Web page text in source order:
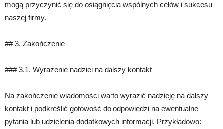
mogą przyczynić się do osiągnięcia wspólnych celów i sukcesu
naszej firmy.
## 3. Zakończenie
### 3.1. Wyrażenie nadziei na dalszy kontakt
Na zakończenie wiadomości warto wyrazić nadzieję na dalszy
kontakt i podkreślić gotowość do odpowiedzi na ewentualne
pytania lub udzielenia dodatkowych informacji. Przykładowo: